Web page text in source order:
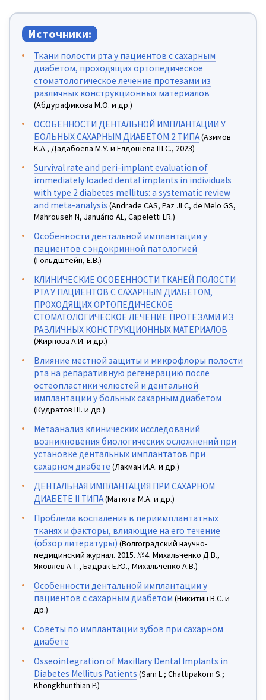
Источники:
Ткани полости рта у пациентов с сахарным
диабетом, проходящих ортопедическое
стоматологическое лечение протезами из
различных конструкционных материалов
(Абдурафикова М.О. и др.)
ОСОБЕННОСТИ ДЕНТАЛЬНОЙ ИМПЛАНТАЦИИ У
БОЛЬНЫХ САХАРНЫМ ДИАБЕТОМ 2 ТИПА(Азимов
К.А., Дадабоева М.У. и Ёлдошева Ш.С., 2023)
Survival rate and peri-implant evaluation of
immediately loaded dental implants in individuals
with type 2 diabetes mellitus: a systematic review
and meta-analysis (Andrade CAS, Paz JLC, de Melo GS,
Mahrouseh N, Januário AL, Capeletti LR.)
Особенности дентальной имплантации у
пациентов с эндокринной патологией
(Гольдштейн, Е.В.)
КЛИНИЧЕСКИЕ ОСОБЕННОСТИ ТКАНЕЙ ПОЛОСТИ
РТА У ПАЦИЕНТОВ С САХАРНЫМ ДИАБЕТОМ,
ПРОХОДЯЩИХ ОРТОПЕДИЧЕСКОЕ
СТОМАТОЛОГИЧЕСКОЕ ЛЕЧЕНИЕ ПРОТЕЗАМИ ИЗ
РАЗЛИЧНЫХ КОНСТРУКЦИОННЫХ МАТЕРИАЛОВ
(Жирнова А.И. и др.)
Влияние местной защиты и микрофлоры полости
рта на репаративную регенерацию после
остеопластики челюстей и дентальной
имплантации у больных сахарным диабетом
(Кудратов Ш. и др.)
Метаанализ клинических исследований
возникновения биологических осложнений при
установке дентальных имплантатов при
сахарном диабете (Лакман И.А. и др.)
ДЕНТАЛЬНАЯ ИМПЛАНТАЦИЯ ПРИ САХАРНОМ
ДИАБЕТЕ II ТИПА(Матюта М.А. и др.)
Проблема воспаления в периимплантатных
тканях и факторы, влияющие на его течение
(обзор литературы) (Волгоградский научно-
медицинский журнал. 2015. №4. Михальченко Д.В.,
Яковлев А.Т., Бадрак Е.Ю., Михальченко А.В.)
Особенности дентальной имплантации у
пациентов с сахарным диабетом (Никитин В.С. и
др.)
Советы по имплантации зубов при сахарном
диабете
Osseointegration of Maxillary Dental Implants in
Diabetes Mellitus Patients (Sam L.; Chattipakorn S.;
Khongkhunthian P.)